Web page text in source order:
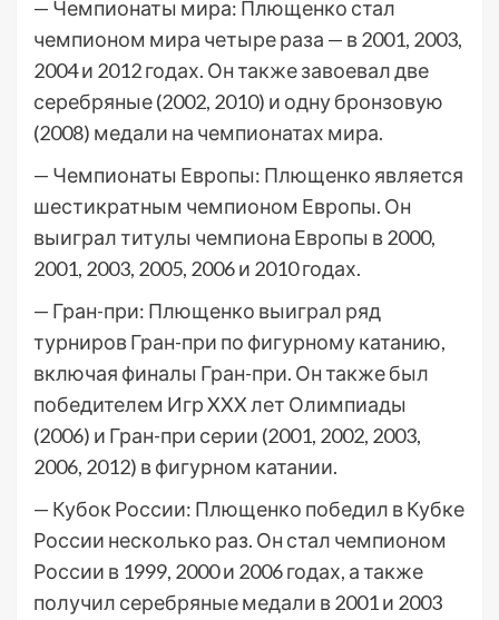
— Чемпионаты мира: Плющенко стал
чемпионом мира четыре раза — в 2001, 2003,
2004 и 2012 годах. Он также завоевал две
серебряные (2002, 2010) и одну бронзовую
(2008) медали на чемпионатах мира.
— Чемпионаты Европы: Плющенко является
шестикратным чемпионом Европы. Он
выиграл титулы чемпиона Европы в 2000,
2001, 2003, 2005, 2006 и 2010 годах.
— Гран-при: Плющенко выиграл ряд
турниров Гран-при по фигурному катанию,
включая финалы Гран-при. Он также был
победителем Игр XXX лет Олимпиады
(2006) и Гран-при серии (2001, 2002, 2003,
2006, 2012) в фигурном катании.
— Кубок России: Плющенко победил в Кубке
России несколько раз. Он стал чемпионом
России в 1999, 2000 и 2006 годах, а также
получил серебряные медали в 2001 и 2003